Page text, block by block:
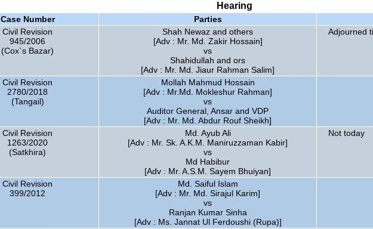
Hearing
Case Number Parties
Civil Revision
945/2006
(Cox`s Bazar)
Shah Newaz and others
[Adv : Mr. Md. Zakir Hossain]
vs
Shahidullah and ors
[Adv : Mr. Md. Jiaur Rahman Salim]
Adjourned
Civil Revision
2780/2018
(Tangail)
Mollah Mahmud Hossain
[Adv : Mr.Md. Mokleshur Rahman]
vs
Auditor General, Ansar and VDP
[Adv : Mr. Md. Abdur Rouf Sheikh]
Civil Revision
1263/2020
(Satkhira)
Md. Ayub Ali
[Adv : Mr. Sk. A.K.M. Maniruzzaman Kabir]
vs
Md Habibur
[Adv : Mr. A.S.M. Sayem Bhuiyan]
Not today
Civil Revision
399/2012
Md. Saiful Islam
[Adv : Mr. Md. Sirajul Karim]
vs
Ranjan Kumar Sinha
[Adv : Ms. Jannat Ul Ferdoushi (Rupa)]